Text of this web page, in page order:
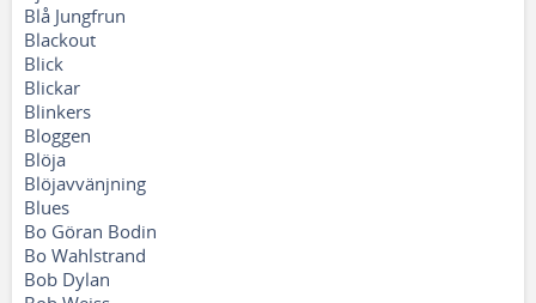
Blå Jungfrun
Blackout
Blick
Blickar
Blinkers
Bloggen
Blöja
Blöjavvänjning
Blues
Bo Göran Bodin
Bo Wahlstrand
Bob Dylan